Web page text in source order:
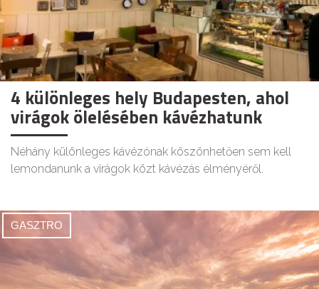
4 különleges hely Budapesten, ahol
virágok ölelésében kávézhatunk
Néhány különleges kávézónak köszönhetően sem kell
lemondanunk a virágok közt kávézás élményéről.
GASZTRO